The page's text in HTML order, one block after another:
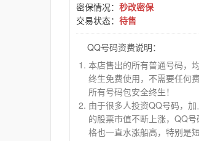
密保情况： 秒改密保
交易状态： 待售
QQ号码资费说明：
本店售出的所有普通号码，
终生免费使用，不需要任何费
所有号码包安全终生！
由于很多人投资QQ号码，
的股票市值不断上涨，QQ
格也一直水涨船高，特别是